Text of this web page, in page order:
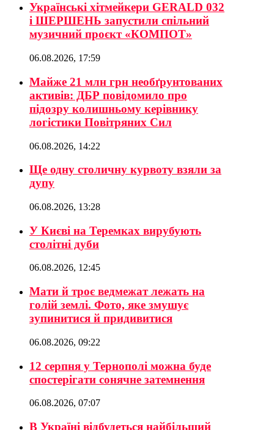
Українські хітмейкери GERALD 032
і ШЕРШЕНЬ запустили спільний
музичний проєкт «КОМПОТ»
06.08.2026, 17:59
Майже 21 млн грн необґрунтованих
активів: ДБР повідомило про
підозру колишньому керівнику
логістики Повітряних Сил
06.08.2026, 14:22
Ще одну столичну курвоту взяли за
дупу
06.08.2026, 13:28
У Києві на Теремках вирубують
столітні дуби
06.08.2026, 12:45
Мати й троє ведмежат лежать на
голій землі. Фото, яке змушує
зупинитися й придивитися
06.08.2026, 09:22
12 серпня у Тернополі можна буде
спостерігати сонячне затемнення
06.08.2026, 07:07
В Україні відбудеться найбільший